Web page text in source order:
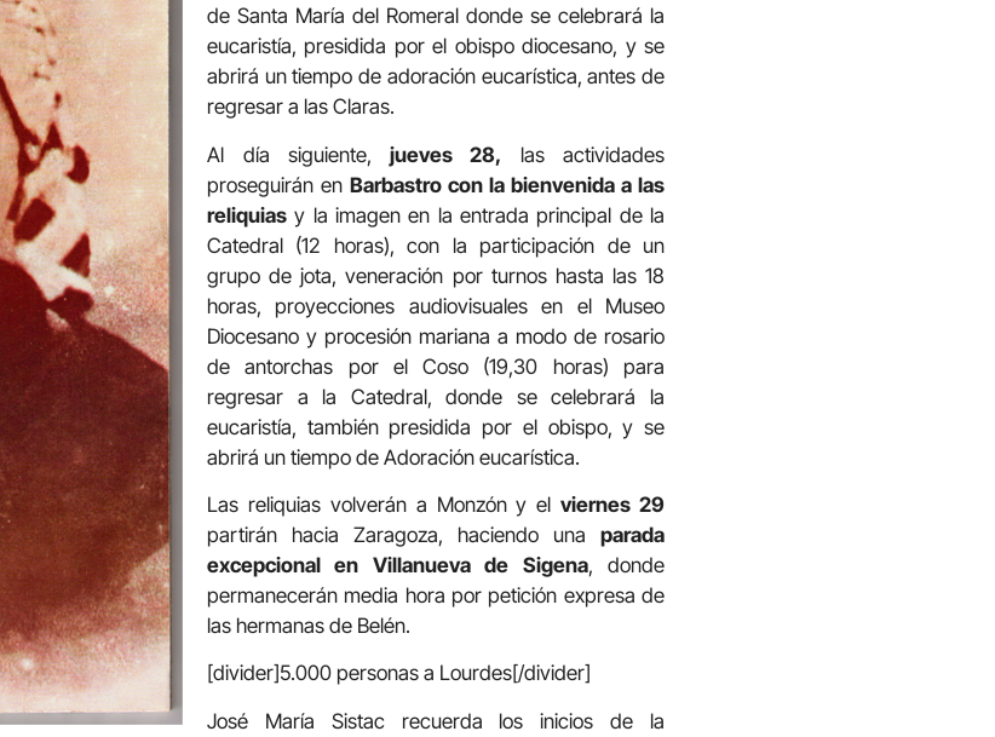
de Santa María del Romeral donde se celebrará la
eucaristía, presidida por el obispo diocesano, y se
abrirá un tiempo de adoración eucarística, antes de
regresar a las Claras.
Al día siguiente, jueves 28, las actividades
proseguirán en Barbastro con la bienvenida a las
reliquias y la imagen en la entrada principal de la
Catedral (12 horas), con la participación de un
grupo de jota, veneración por turnos hasta las 18
horas, proyecciones audiovisuales en el Museo
Diocesano y procesión mariana a modo de rosario
de antorchas por el Coso (19,30 horas) para
regresar a la Catedral, donde se celebrará la
eucaristía, también presidida por el obispo, y se
abrirá un tiempo de Adoración eucarística.
Las reliquias volverán a Monzón y elviernes 29
partirán hacia Zaragoza, haciendo una parada
excepcional en Villanueva de Sigena, donde
permanecerán media hora por petición expresa de
las hermanas de Belén.
[divider]5.000 personas a Lourdes[/divider]
José María Sistac recuerda los inicios de la